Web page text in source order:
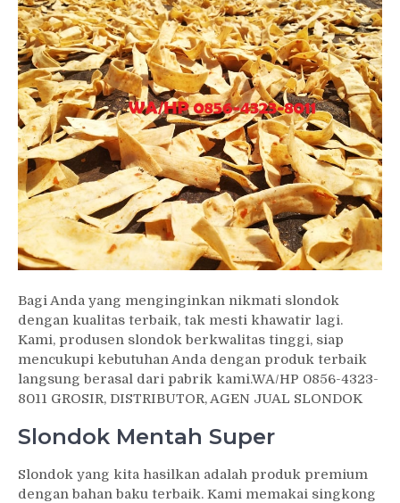
Bagi Anda yang menginginkan nikmati slondok
dengan kualitas terbaik, tak mesti khawatir lagi.
Kami, produsen slondok berkwalitas tinggi, siap
mencukupi kebutuhan Anda dengan produk terbaik
langsung berasal dari pabrik kami.WA/HP 0856-4323-
8011 GROSIR, DISTRIBUTOR, AGEN JUAL SLONDOK
Slondok Mentah Super
Slondok yang kita hasilkan adalah produk premium
dengan bahan baku terbaik. Kami memakai singkong